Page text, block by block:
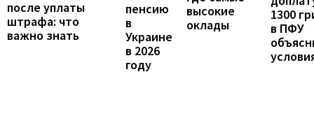
после уплаты
штрафа: что
важно знать
пенсию
в
Украине
в 2026
году
высокие
оклады
1300
в ПФУ